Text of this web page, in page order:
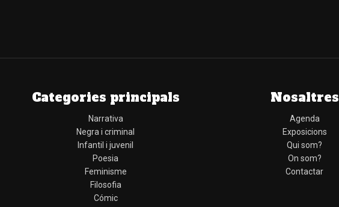
Categories principals
Narrativa
Negra i criminal
Infantil i juvenil
Poesia
Feminisme
Filosofia
Cómic
Nosaltres
Agenda
Exposicions
Qui som?
On som?
Contactar